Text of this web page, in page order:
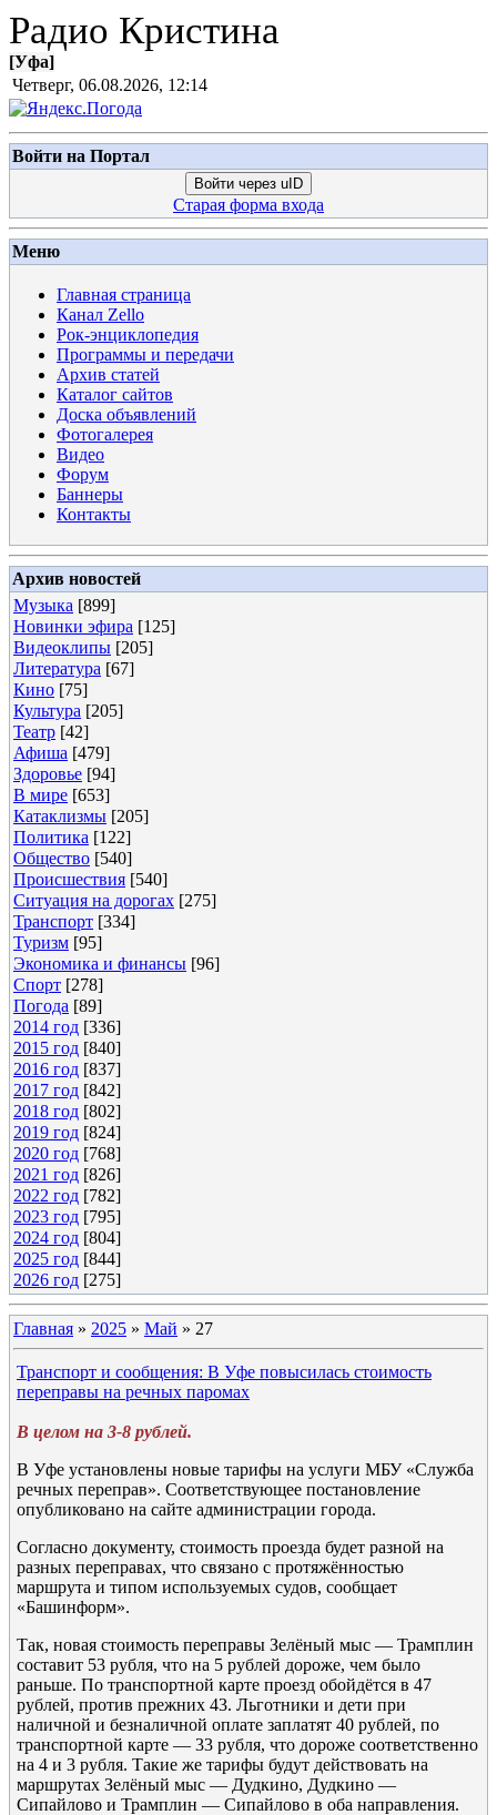
Радио Кристина
[Уфа]
Четверг, 06.08.2026, 12:14
Войти на Портал
Войти через uID
Старая форма входа
Меню
Главная страница
Канал Zello
Рок-энциклопедия
Программы и передачи
Архив статей
Каталог сайтов
Доска объявлений
Фотогалерея
Видео
Форум
Баннеры
Контакты
Архив новостей
Музыка [899]
Новинки эфира [125]
Видеоклипы [205]
Литература [67]
Кино [75]
Культура [205]
Театр [42]
Афиша [479]
Здоровье [94]
В мире [653]
Катаклизмы [205]
Политика [122]
Общество [540]
Происшествия [540]
Ситуация на дорогах [275]
Транспорт [334]
Туризм [95]
Экономика и финансы [96]
Спорт [278]
Погода [89]
2014 год [336]
2015 год [840]
2016 год [837]
2017 год [842]
2018 год [802]
2019 год [824]
2020 год [768]
2021 год [826]
2022 год [782]
2023 год [795]
2024 год [804]
2025 год [844]
2026 год [275]
Главная » 2025 » Май » 27
Транспорт и сообщения: В Уфе повысилась стоимость
переправы на речных паромах
В целом на 3-8 рублей.
В Уфе установлены новые тарифы на услуги МБУ «Служба
речных переправ». Соответствующее постановление
опубликовано на сайте администрации города.
Согласно документу, стоимость проезда будет разной на
разных переправах, что связано с протяжённостью
маршрута и типом используемых судов, сообщает
«Башинформ».
Так, новая стоимость переправы Зелёный мыс — Трамплин
составит 53 рубля, что на 5 рублей дороже, чем было
раньше. По транспортной карте проезд обойдётся в 47
рублей, против прежних 43. Льготники и дети при
наличной и безналичной оплате заплатят 40 рублей, по
транспортной карте — 33 рубля, что дороже соответственно
на 4 и 3 рубля. Такие же тарифы будут действовать на
маршрутах Зелёный мыс — Дудкино, Дудкино —
Сипайлово и Трамплин — Сипайлово в оба направления.